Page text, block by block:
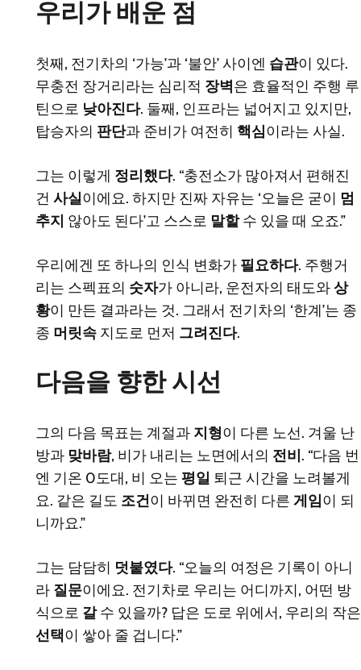
우리가 배운 점
첫째, 전기차의 ‘가능’과 ‘불안’ 사이엔 습관이 있다.
무충전 장거리라는 심리적 장벽은 효율적인 주행 루
틴으로 낮아진다. 둘째, 인프라는 넓어지고 있지만,
탑승자의 판단과 준비가 여전히 핵심이라는 사실.
그는 이렇게 정리했다. “충전소가 많아져서 편해진
건 사실이에요. 하지만 진짜 자유는 ‘오늘은 굳이 멈
추지 않아도 된다’고 스스로 말할수 있을 때 오죠.”
우리에겐 또 하나의 인식 변화가 필요하다. 주행거
리는 스펙표의 숫자가 아니라, 운전자의 태도와상
황이 만든 결과라는 것. 그래서 전기차의 ‘한계’는 종
종 머릿속 지도로 먼저 그려진다.
다음을 향한 시선
그의 다음 목표는 계절과 지형이 다른 노선. 겨울 난
방과 맞바람, 비가 내리는 노면에서의 전비 . “다음 번
엔 기온 0도대, 비 오는 평일 퇴근 시간을 노려볼게
요. 같은 길도 조건이 바뀌면 완전히 다른 게임이 되
니까요.”
그는 담담히 덧붙였다. “오늘의 여정은 기록이 아니
라 질문이에요. 전기차로 우리는 어디까지, 어떤 방
식으로 갈수 있을까? 답은 도로 위에서, 우리의 작은
선택이 쌓아 줄 겁니다.”